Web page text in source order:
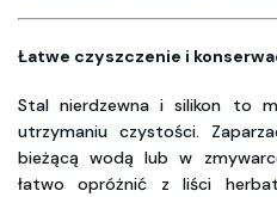
Łatwe czyszczenie i
Stal nierdzewna i silikon to
utrzymaniu czystości.
bieżącą wodą lub w
łatwo opróżnić z liści